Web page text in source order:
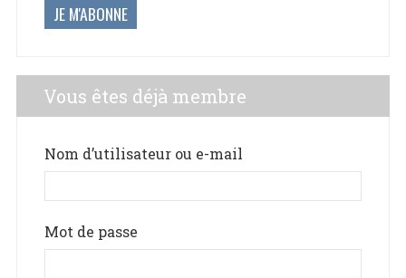
JE M'ABONNE
Vous êtes déjà membre
Nom d’utilisateur ou e-mail
Mot de passe